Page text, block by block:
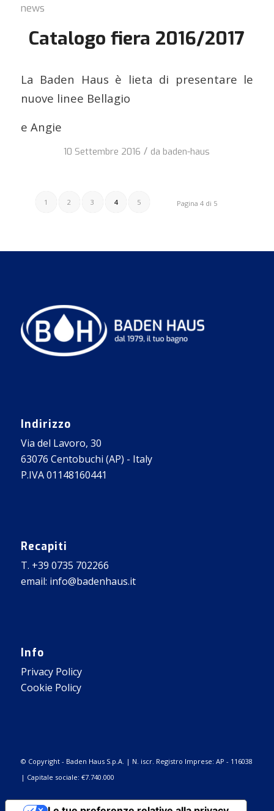
news
Catalogo fiera 2016/2017
La Baden Haus è lieta di presentare le
nuove linee Bellagio
e Angie
10 Settembre 2016 / da baden-haus
Pagina 4 di 5
1 2 3 4 5
Indirizzo
Via del Lavoro, 30
63076 Centobuchi (AP) - Italy
P.IVA 01148160441
Recapiti
T. +39 0735 702266
email: info@badenhaus.it
Info
Privacy Policy
Cookie Policy
© Copyright - Baden Haus S.p.A. | N. iscr. Registro Imprese: AP - 116038
| Capitale sociale: €7.740.000